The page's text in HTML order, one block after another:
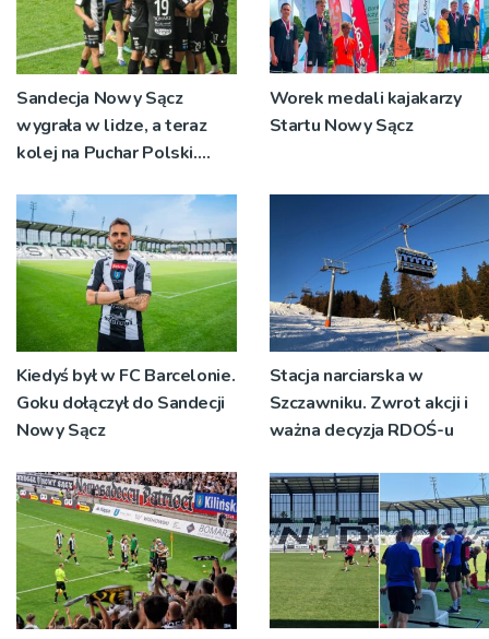
Sandecja Nowy Sącz
wygrała w lidze, a teraz
kolej na Puchar Polski.
Worek medali kajakarzy
Startu Nowy Sącz
Kiedyś był w FC Barcelonie.
Goku dołączył do Sandecji
Nowy Sącz
Stacja narciarska w
Szczawniku. Zwrot akcji i
ważna decyzja RDOŚ-u